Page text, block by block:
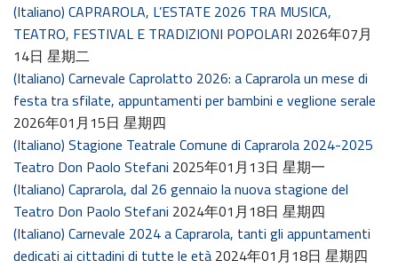
(Italiano) CAPRAROLA, L’ESTATE 2026 TRA MUSICA,
TEATRO, FESTIVAL E TRADIZIONI POPOLARI 2026年07月
14日 星期二
(Italiano) Carnevale Caprolatto 2026: a Caprarola un mese di
festa tra sfilate, appuntamenti per bambini e veglione serale
2026年01月15日 星期四
(Italiano) Stagione Teatrale Comune di Caprarola 2024-2025
Teatro Don Paolo Stefani 2025年01月13日 星期一
(Italiano) Caprarola, dal 26 gennaio la nuova stagione del
Teatro Don Paolo Stefani 2024年01月18日 星期四
(Italiano) Carnevale 2024 a Caprarola, tanti gli appuntamenti
dedicati ai cittadini di tutte le età 2024年01月18日 星期四